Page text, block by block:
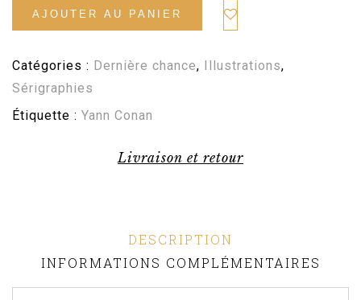
AJOUTER AU PANIER
Catégories : Dernière chance, Illustrations,
Sérigraphies
Étiquette : Yann Conan
Livraison et retour
DESCRIPTION
INFORMATIONS COMPLÉMENTAIRES